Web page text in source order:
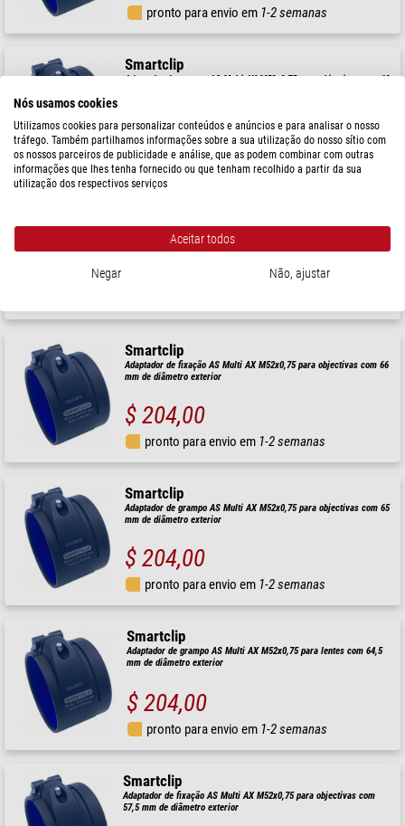
pronto para envio em 1-2 semanas
Smartclip
Adaptador de grampo AS Multi AX M52x0,75 para objectivas com 68
$ 204,00
pronto para envio em1-2 semanas
mm de diâmetro exterior
Smartclip
Adaptador de fixação AS Multi AX M52x0,75 para objectivas com 66
mm de diâmetro exterior
$ 204,00
pronto para envio em 1-2 semanas
Smartclip
Adaptador de grampo AS Multi AX M52x0,75 para objectivas com 65
mm de diâmetro exterior
$ 204,00
pronto para envio em 1-2 semanas
Smartclip
Adaptador de grampo AS Multi AX M52x0,75 para lentes com 64,5
mm de diâmetro exterior
$ 204,00
pronto para envio em 1-2 semanas
Smartclip
Adaptador de fixação AS Multi AX M52x0,75 para objectivas com
57,5 mm de diâmetro exterior
Nós usamos cookies
Utilizamos cookies para personalizar conteúdos e anúncios e para analisar o nosso
tráfego. Também partilhamos informações sobre a sua utilização do nosso sítio com
os nossos parceiros de publicidade e análise, que as podem combinar com outras
informações que lhes tenha fornecido ou que tenham recolhido a partir da sua
utilização dos respectivos serviços
Aceitar todos
Negar Não, ajustar